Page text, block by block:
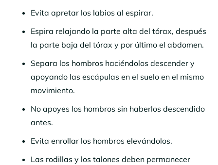
Evita apretar los labios al espirar.
Espira relajando la parte alta del tórax, después
la parte baja del tórax y por último el abdomen.
Separa los hombros haciéndolos descender y
apoyando las escápulas en el suelo en el mismo
movimiento.
No apoyes los hombros sin haberlos descendido
antes.
Evita enrollar los hombros elevándolos.
Las rodillas y los talones deben permanecer